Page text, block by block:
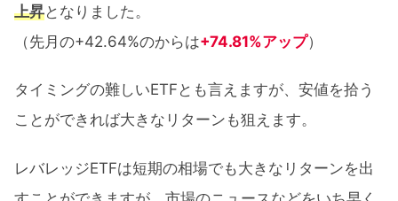
上昇となりました。
（先月の+42.64%のからは+74.81%アップ）
タイミングの難しいETFとも言えますが、安値を拾う
ことができれば大きなリターンも狙えます。
レバレッジETFは短期の相場でも大きなリターンを出